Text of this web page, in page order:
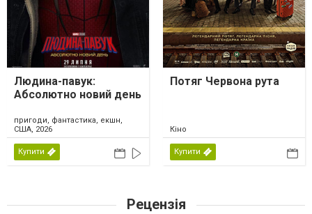
Людина-павук:
Абсолютно новий день
пригоди, фантастика, екшн,
США, 2026
Купити
Потяг Червона рута
Кіно
Купити
Рецензія